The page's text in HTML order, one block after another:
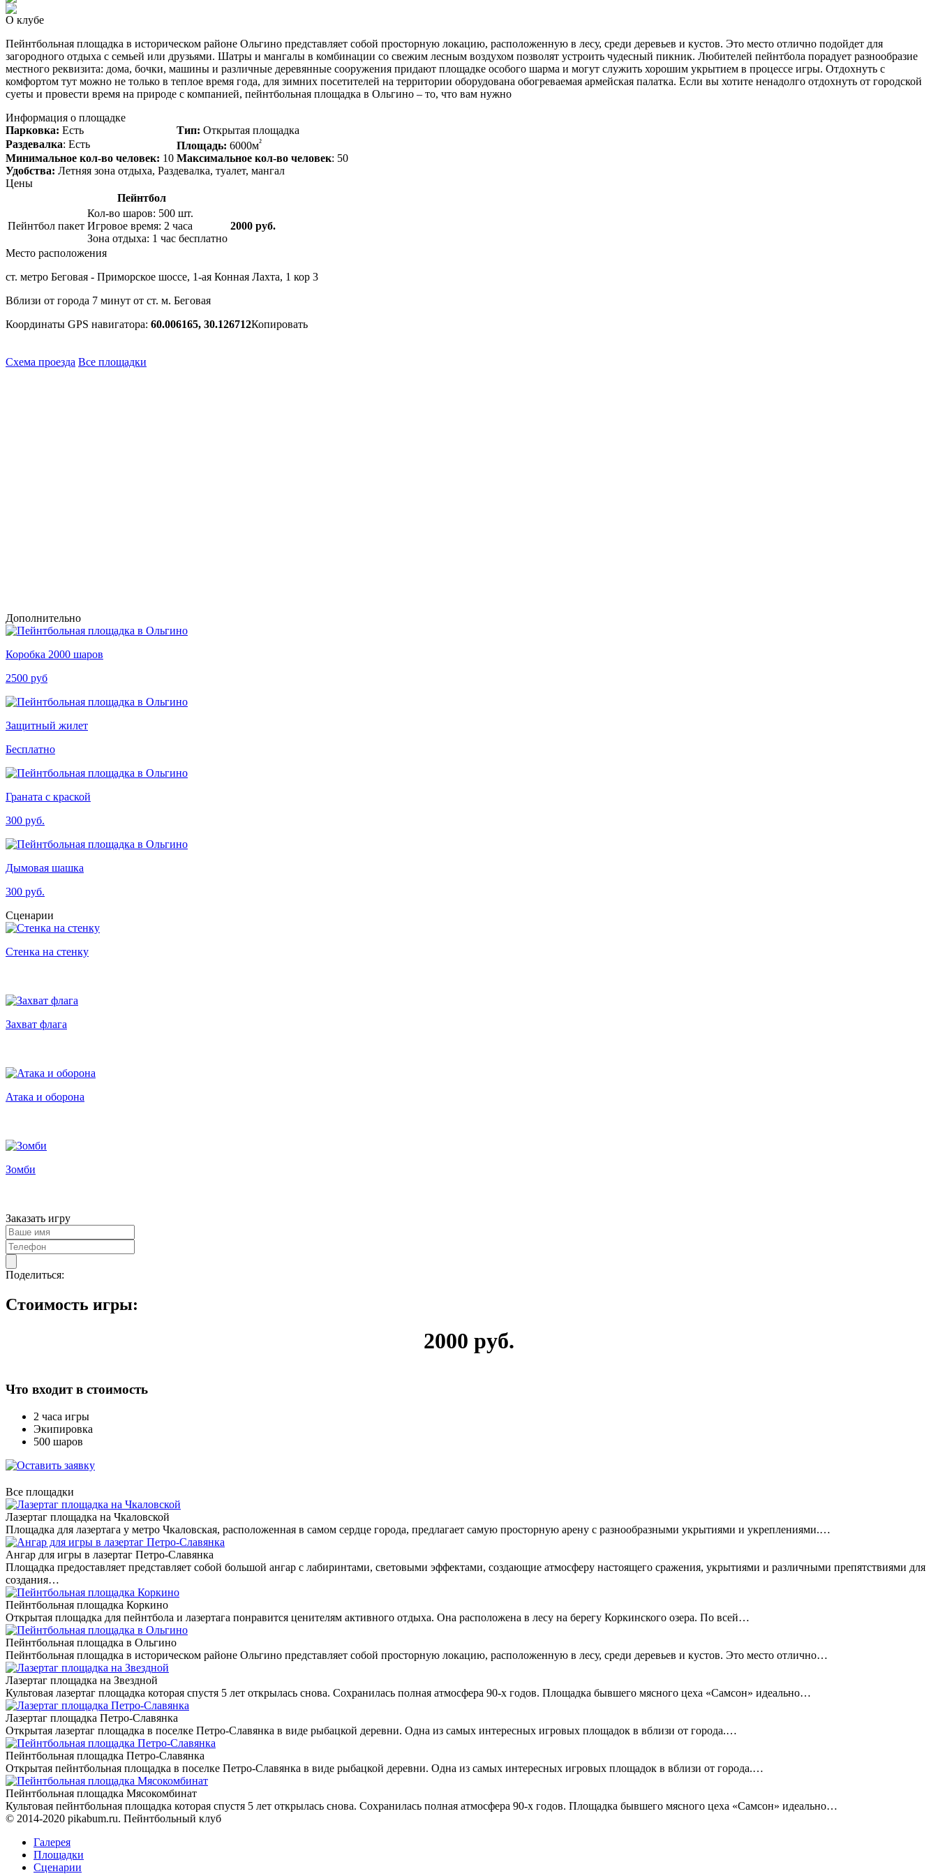
О клубе
Пейнтбольная площадка в историческом районе Ольгино представляет собой просторную локацию, расположенную в лесу, среди деревьев и кустов. Это место отлично подойдет для
загородного отдыха с семьей или друзьями. Шатры и мангалы в комбинации со свежим лесным воздухом позволят устроить чудесный пикник. Любителей пейнтбола порадует разнообразие
местного реквизита: дома, бочки, машины и различные деревянные сооружения придают площадке особого шарма и могут служить хорошим укрытием в процессе игры. Отдохнуть с
комфортом тут можно не только в теплое время года, для зимних посетителей на территории оборудована обогреваемая армейская палатка. Если вы хотите ненадолго отдохнуть от городской
суеты и провести время на природе с компанией, пейнтбольная площадка в Ольгино – то, что вам нужно
Информация о площадке
Парковка: Есть Тип: Открытая площадка
Раздевалка: Есть Площадь: 6000м²
Минимальное кол-во человек: 10 Максимальное кол-во человек: 50
Удобства: Летняя зона отдыха, Раздевалка, туалет, мангал
Цены
Пейнтбол
Пейнтбол пакет
Кол-во шаров: 500 шт.
Игровое время: 2 часа
Зона отдыха: 1 час бесплатно
2000 руб.
Место расположения
ст. метро Беговая - Приморское шоссе, 1-ая Конная Лахта, 1 кор 3
Вблизи от города 7 минут от ст. м. Беговая
Координаты GPS навигатора: 60.006165, 30.126712Копировать
Схема проезда Все площадки
Дополнительно
Коробка 2000 шаров
2500 руб
Защитный жилет
Бесплатно
Граната с краской
300 руб.
Дымовая шашка
300 руб.
Сценарии
Стенка на стенку
Захват флага
Атака и оборона
Зомби
Заказать игру
Поделиться:
Стоимость игры:
2000 руб.
Что входит в стоимость
2 часа игры
Экипировка
500 шаров
Все площадки
Лазертаг площадка на Чкаловской
Площадка для лазертага у метро Чкаловская, расположенная в самом сердце города, предлагает самую просторную арену с разнообразными укрытиями и укреплениями.…
Ангар для игры в лазертаг Петро-Славянка
Площадка предоставляет представляет собой большой ангар с лабиринтами, световыми эффектами, создающие атмосферу настоящего сражения, укрытиями и различными препятствиями для
создания…
Пейнтбольная площадка Коркино
Открытая площадка для пейнтбола и лазертага понравится ценителям активного отдыха. Она расположена в лесу на берегу Коркинского озера. По всей…
Пейнтбольная площадка в Ольгино
Пейнтбольная площадка в историческом районе Ольгино представляет собой просторную локацию, расположенную в лесу, среди деревьев и кустов. Это место отлично…
Лазертаг площадка на Звездной
Культовая лазертаг площадка которая спустя 5 лет открылась снова. Сохранилась полная атмосфера 90-х годов. Площадка бывшего мясного цеха «Самсон» идеально…
Лазертаг площадка Петро-Славянка
Открытая лазертаг площадка в поселке Петро-Славянка в виде рыбацкой деревни. Одна из самых интересных игровых площадок в вблизи от города.…
Пейнтбольная площадка Петро-Славянка
Открытая пейнтбольная площадка в поселке Петро-Славянка в виде рыбацкой деревни. Одна из самых интересных игровых площадок в вблизи от города.…
Пейнтбольная площадка Мясокомбинат
Культовая пейнтбольная площадка которая спустя 5 лет открылась снова. Сохранилась полная атмосфера 90-х годов. Площадка бывшего мясного цеха «Самсон» идеально…
© 2014-2020 pikabum.ru. Пейнтбольный клуб
Галерея
Площадки
Сценарии